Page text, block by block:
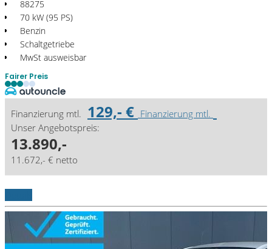
88275
70 kW (95 PS)
Benzin
Schaltgetriebe
MwSt ausweisbar
Fairer Preis
Finanzierung mtl. 129,- € Finanzierung mtl.
Unser Angebotspreis:
13.890,-
11.672,- € netto